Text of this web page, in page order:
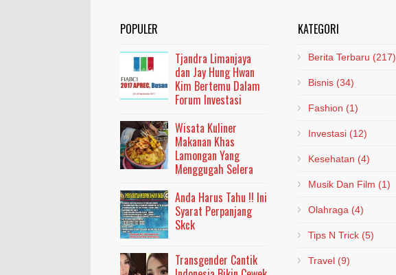
POPULER
Tjandra Limanjaya
dan Jay Hung Hwan
Kim Bertemu Dalam
Forum Investasi
Wisata Kuliner
Makanan Khas
Lamongan Yang
Menggugah Selera
Anda Harus Tahu !! Ini
Syarat Perpanjang
Skck
Transgender Cantik
KATEGORI
Berita Terbaru (217)
Bisnis (34)
Fashion (1)
Investasi (12)
Kesehatan (4)
Musik Dan Film (1)
Olahraga (4)
Tips N Trick (5)
Travel (9)